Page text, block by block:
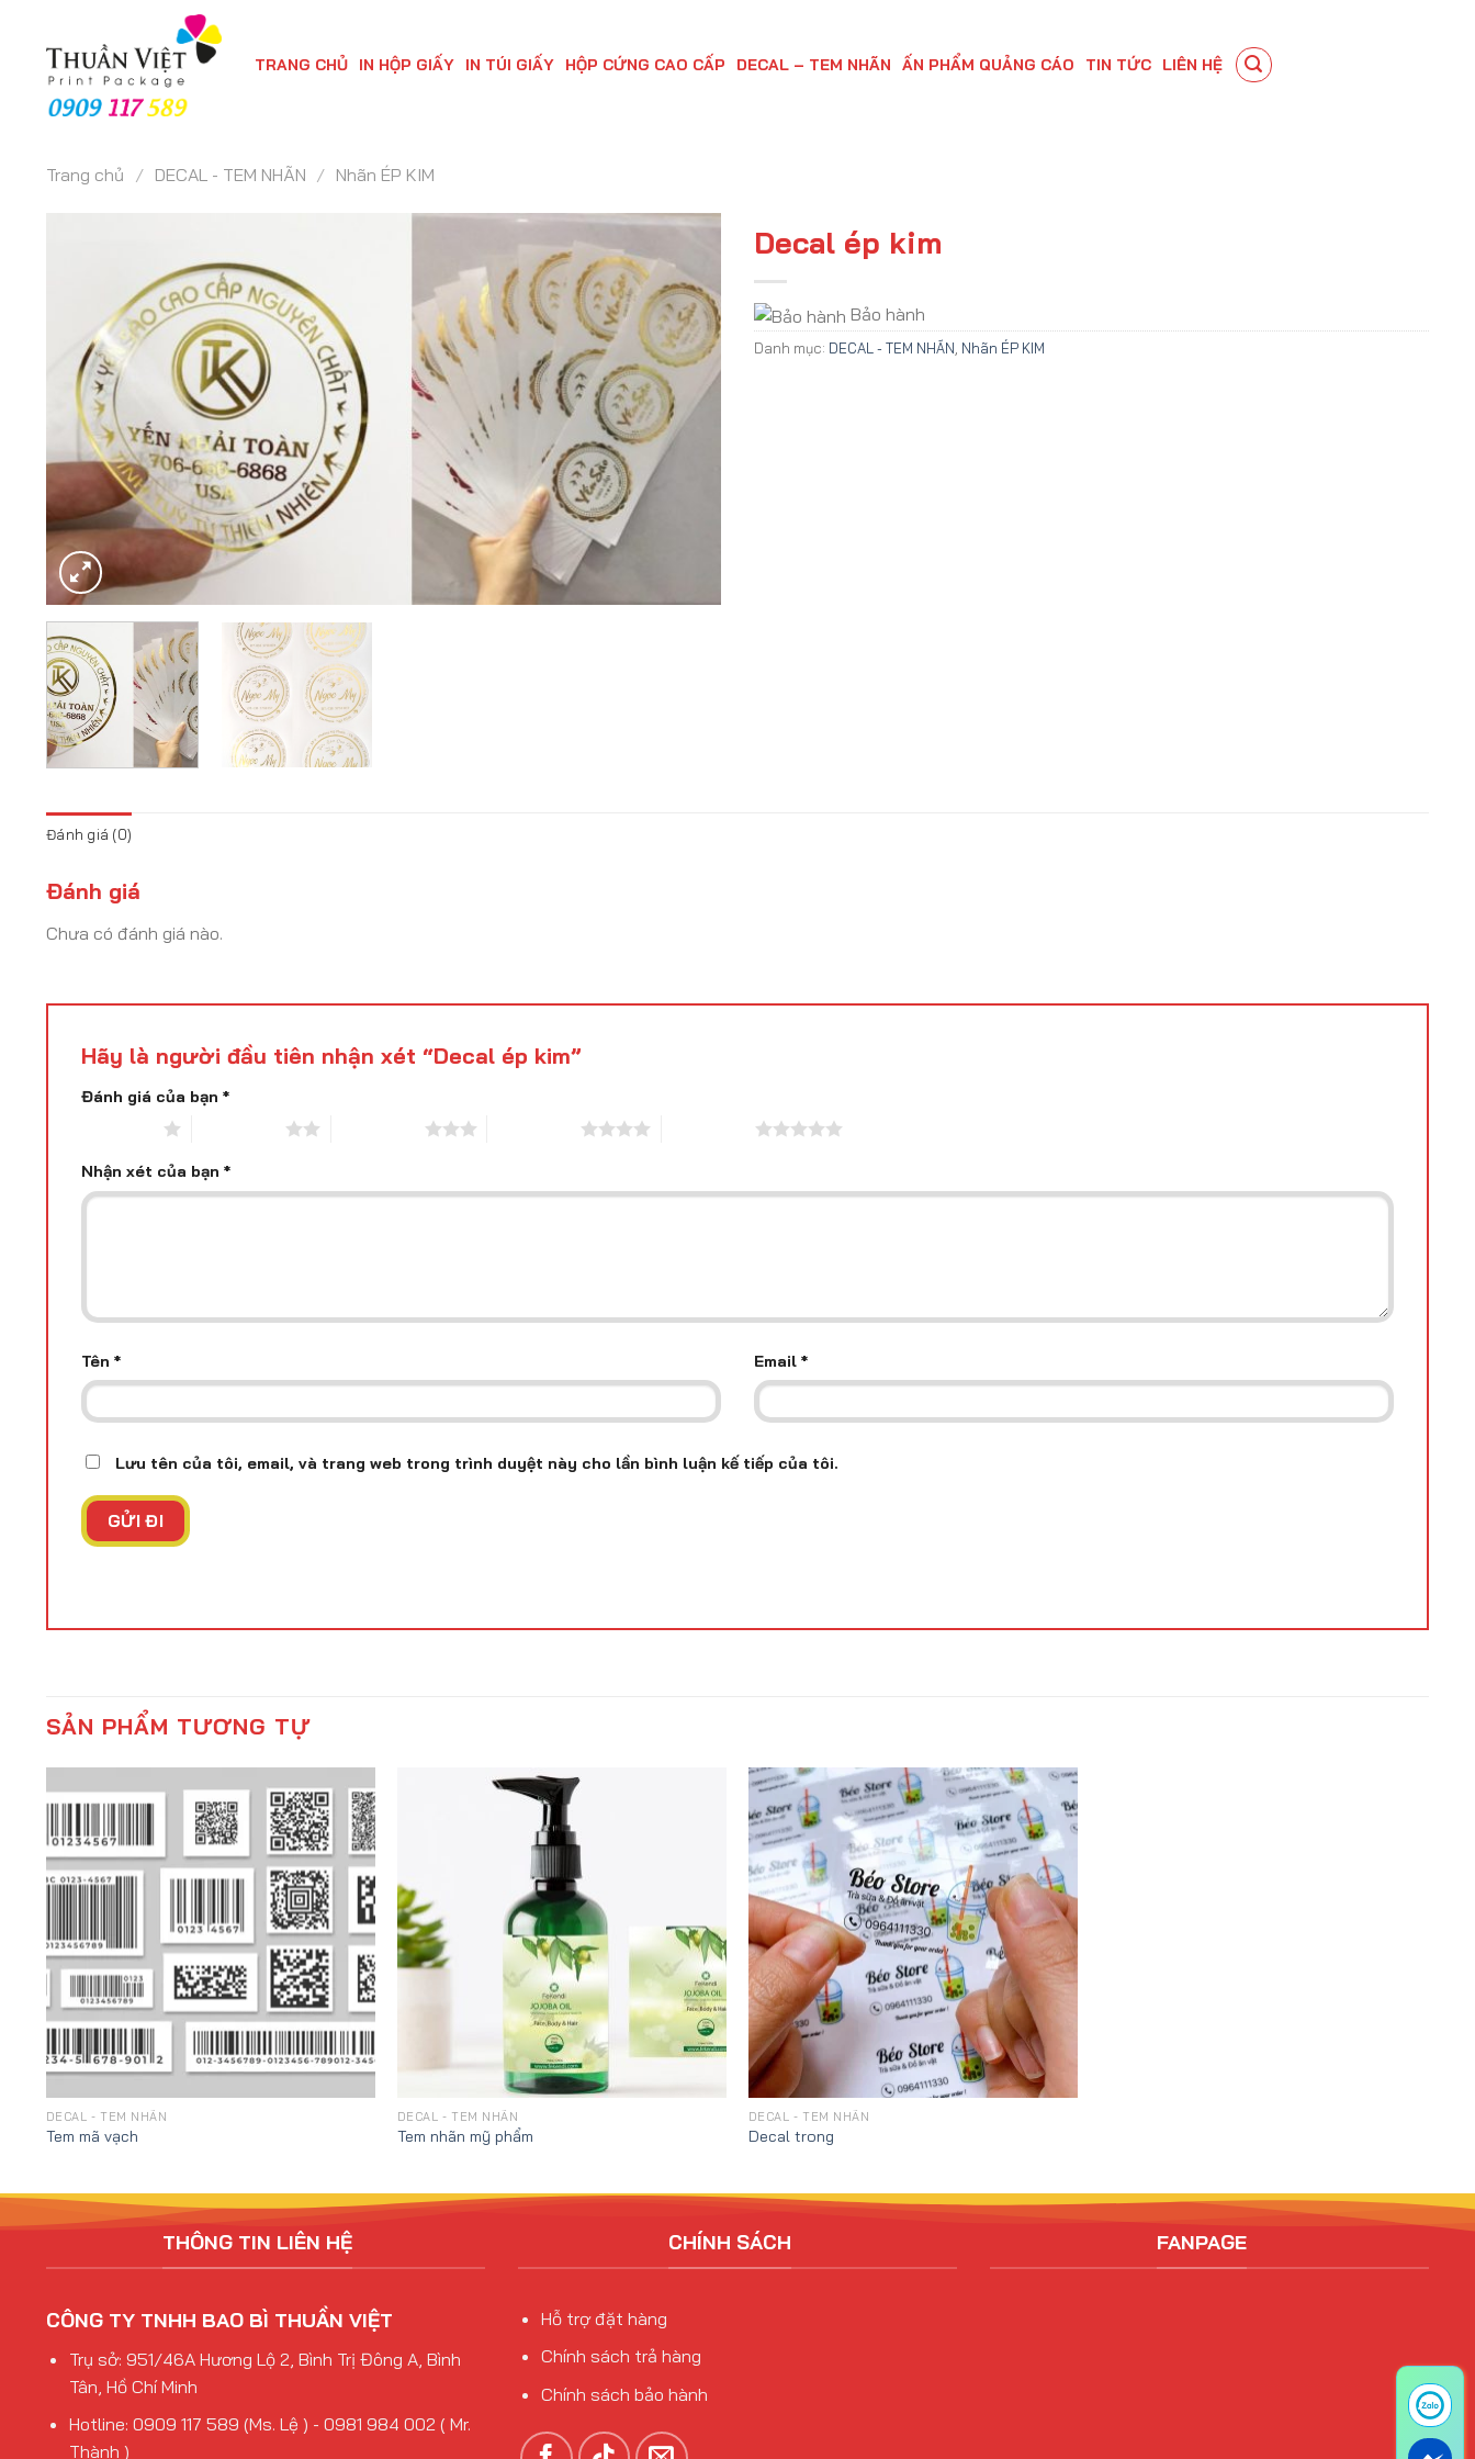
TRANG CHỦ IN HỘP GIẤY IN TÚI GIẤY HỘP CỨNG CAO CẤP DECAL – TEM NHÃN ẤN PHẨM QUẢNG CÁO TIN TỨC LIÊN HỆ
Trang chủ / DECAL - TEM NHÃN / Nhãn ÉP KIM
Decal ép kim
Bảo hành
Danh mục: DECAL - TEM NHÃN Nhãn ÉP KIM
Đánh giá (0)
Đánh giá
Chưa có đánh giá nào.
Hãy là người đầu tiên nhận xét “Decal ép kim”
Đánh giá của bạn *
Nhận xét của bạn *
Tên * Email *
Lưu tên của tôi, email, và trang web trong trình duyệt này cho lần bình luận kế tiếp của tôi.
SẢN PHẨM TƯƠNG TỰ
DECAL - TEM NHÃN
Tem mã vạch
DECAL - TEM NHÃN
Tem nhãn mỹ phẩm
DECAL - TEM NHÃN
Decal trong
THÔNG TIN LIÊN HỆ
CÔNG TY TNHH BAO BÌ THUẦN VIỆT
Trụ sở: 951/46A Hương Lộ 2, Bình Trị Đông A, Bình
Tân, Hồ Chí Minh
Hotline: 0909 117 589 (Ms. Lệ ) - 0981 984 002 ( Mr.
Thành )
CHÍNH SÁCH
Hỗ trợ đặt hàng
Chính sách trả hàng
Chính sách bảo hành
FANPAGE